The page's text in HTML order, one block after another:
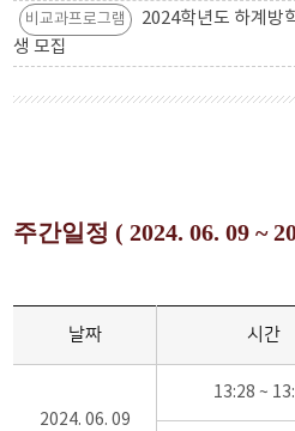
비교과프로그램
2024학년도 하계방
생 모집
주간일정 ( 2024. 06. 09 ~
날짜 시간
2024. 06. 09
13:28 ~